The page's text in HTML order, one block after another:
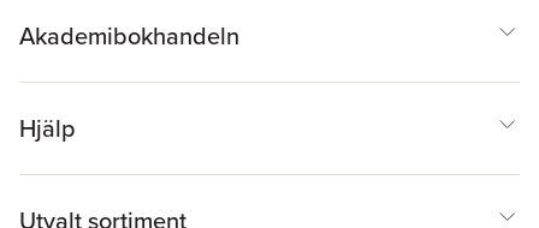
Akademibokhandeln
Hjälp
Utvalt sortiment